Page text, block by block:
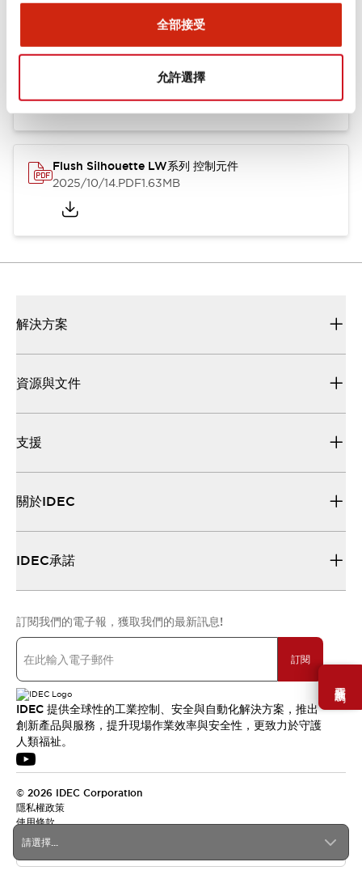
全部接受
允許選擇
需要幫助嗎？
Flush Silhouette LW系列 控制元件 (英文版)
1.23MB
Flush Silhouette LW系列 控制元件
2025/10/14.PDF1.63MB
請選擇...
解決方案
資源與文件
支援
關於IDEC
IDEC承諾
訂閱我們的電子報，獲取我們的最新訊息!
訂閱
IDEC 提供全球性的工業控制、安全與自動化解決方案，推出
創新產品與服務，提升現場作業效率與安全性，更致力於守護
人類福祉。
© 2026 IDEC Corporation
隱私權政策
使用條款
台灣